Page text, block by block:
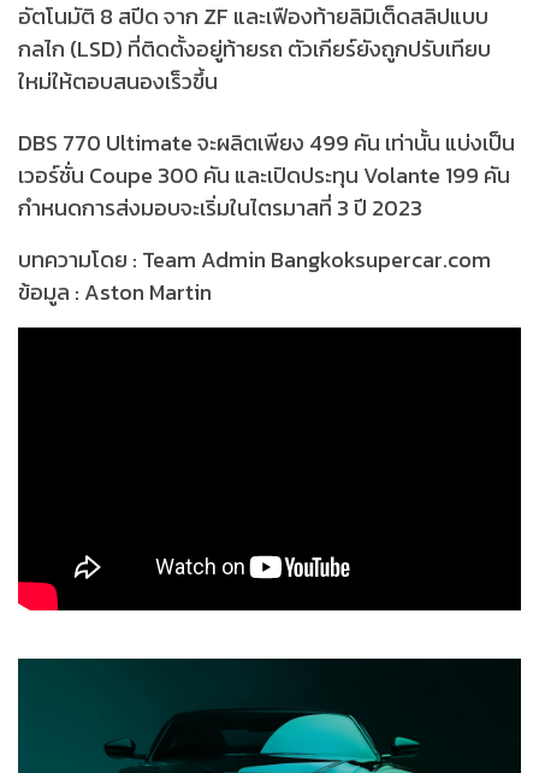
อัตโนมัติ 8 สปีด จาก ZF และเฟืองท้ายลิมิเต็ดสลิปแบบ
กลไก (LSD) ที่ติดตั้งอยู่ท้ายรถ ตัวเกียร์ยังถูกปรับเทียบ
ใหม่ให้ตอบสนองเร็วขึ้น
DBS 770 Ultimate จะผลิตเพียง 499 คัน เท่านั้น แบ่งเป็น
เวอร์ชั่น Coupe 300 คัน และเปิดประทุน Volante 199 คัน
กำหนดการส่งมอบจะเริ่มในไตรมาสที่ 3 ปี 2023
บทความโดย : Team Admin Bangkoksupercar.com
ข้อมูล : Aston Martin